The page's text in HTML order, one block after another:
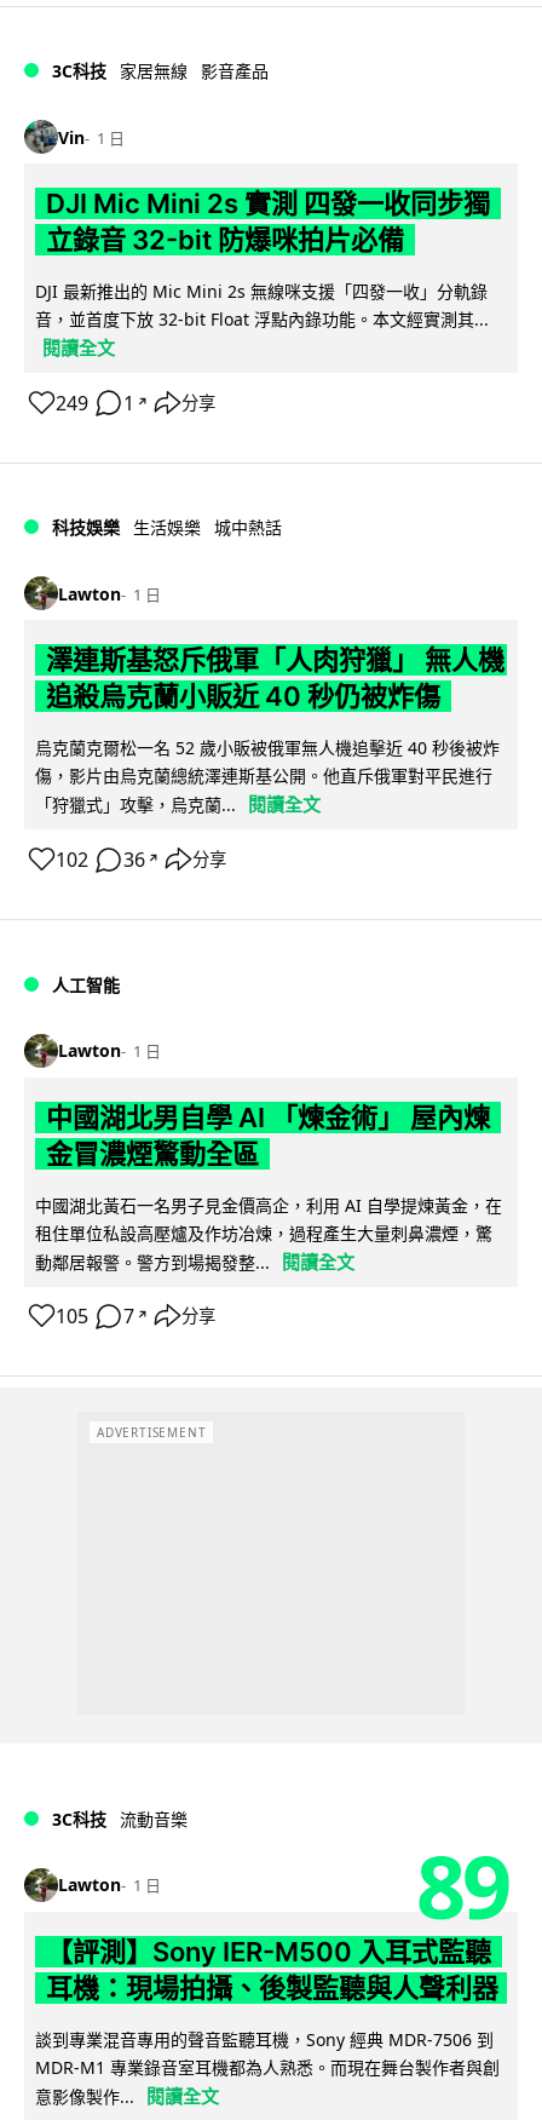
3C科技 家居無線 影音產品
Vin 1 日
DJI Mic Mini 2s 實測 四發一收同步獨
立錄音 32-bit 防爆咪拍片必備
DJI 最新推出的 Mic Mini 2s 無線咪支援「四發一收」分軌錄
音，並首度下放 32-bit Float 浮點內錄功能。本文經實測其...
閱讀全文
249 1 ↗ 分享
科技娛樂 生活娛樂 城中熱話
Lawton 1 日
澤連斯基怒斥俄軍「人肉狩獵」 無人機
追殺烏克蘭小販近 40 秒仍被炸傷
烏克蘭克爾松一名 52 歲小販被俄軍無人機追擊近 40 秒後被炸
傷，影片由烏克蘭總統澤連斯基公開。他直斥俄軍對平民進行
「狩獵式」攻擊，烏克蘭...
閱讀全文
102 36 ↗ 分享
人工智能
Lawton 1 日
中國湖北男自學 AI 「煉金術」 屋內煉
金冒濃煙驚動全區
中國湖北黃石一名男子見金價高企，利用 AI 自學提煉黃金，在
租住單位私設高壓爐及作坊冶煉，過程產生大量刺鼻濃煙，驚
動鄰居報警。警方到場揭發整...
閱讀全文
105 7 ↗ 分享
ADVERTISEMENT
3C科技 流動音樂
Lawton 1 日 89
【評測】Sony IER-M500 入耳式監聽
耳機：現場拍攝、後製監聽與人聲利器
談到專業混音專用的聲音監聽耳機，Sony 經典 MDR-7506 到
MDR-M1 專業錄音室耳機都為人熟悉。而現在舞台製作者與創
意影像製作...
閱讀全文